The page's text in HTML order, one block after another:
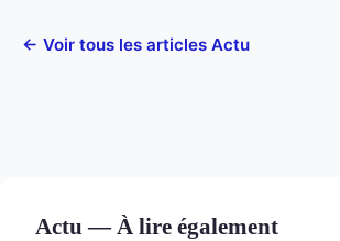
← Voir tous les articles Actu
Actu — À lire également